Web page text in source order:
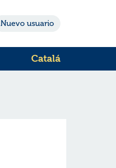
Nuevo usuario
Catalá